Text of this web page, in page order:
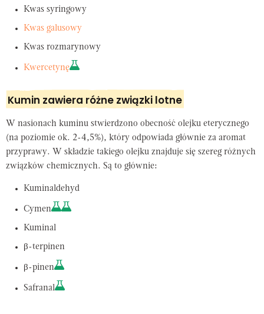
Kwas syringowy
Kwas galusowy
Kwas rozmarynowy
Kwercetynę
Kumin zawiera różne związki lotne
W nasionach kuminu stwierdzono obecność olejku eterycznego
(na poziomie ok. 2-4,5%), który odpowiada głównie za aromat
przyprawy. W składzie takiego olejku znajduje się szereg różnych
związków chemicznych. Są to głównie:
Kuminaldehyd
Cymen
Kuminal
β-terpinen
β-pinen
Safranal